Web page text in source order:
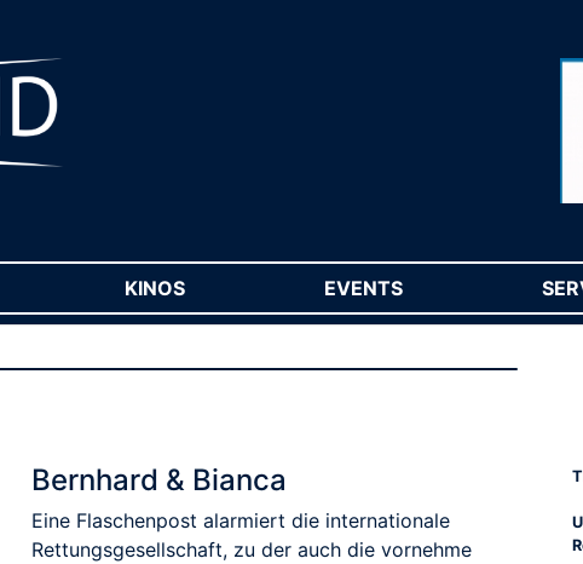
KINOS EVENTS
Bernhard & Bianca
Eine Flaschenpost alarmiert die internationale
Rettungsgesellschaft, zu der auch die vornehme